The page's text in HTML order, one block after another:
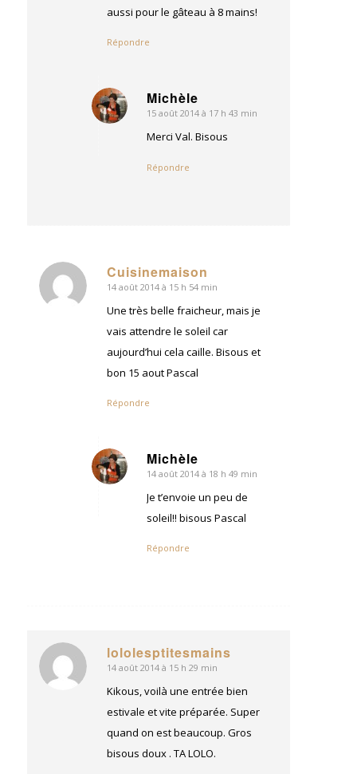
aussi pour le gâteau à 8 mains!
Répondre
Michèle
dit
15 août 2014 à 17 h 43 min
Merci Val. Bisous
Répondre
Cuisinemaison
dit
:
14 août 2014 à 15 h 54 min
Une très belle fraicheur, mais je
vais attendre le soleil car
aujourd’hui cela caille. Bisous et
bon 15 aout Pascal
Répondre
Michèle
dit
14 août 2014 à 18 h 49 min
Je t’envoie un peu de
soleil!! bisous Pascal
Répondre
lololesptitesmains
dit
:
14 août 2014 à 15 h 29 min
Kikous, voilà une entrée bien
estivale et vite préparée. Super
quand on est beaucoup. Gros
bisous doux . TA LOLO.